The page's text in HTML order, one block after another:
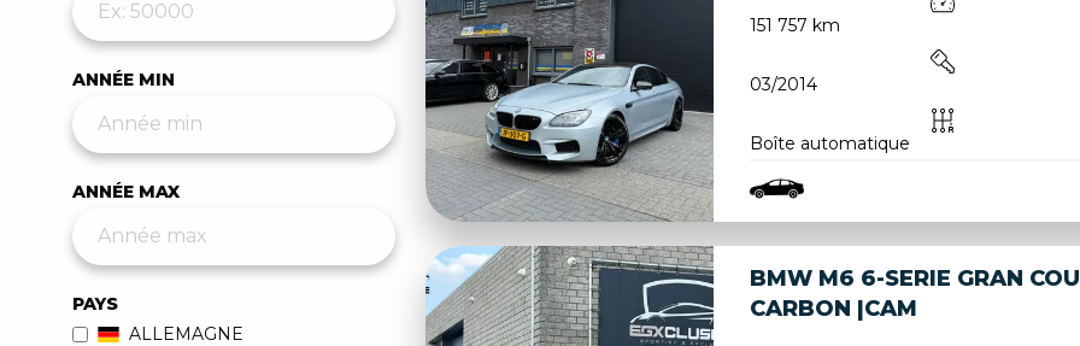
ANNÉE MIN
ANNÉE MAX
PAYS
ALLEMAGNE
151 757 km
03/2014
Boîte automatique
BMW M6 6-SERIE GRAN
CARBON |CAM